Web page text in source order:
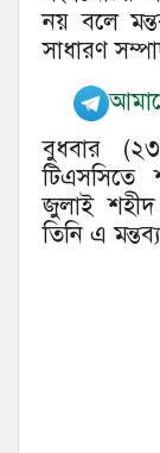
নয় বলে
সাধারণ
বুধবার (২৩
টিএসসিতে
জুলাই শহীদ
তিনি এ